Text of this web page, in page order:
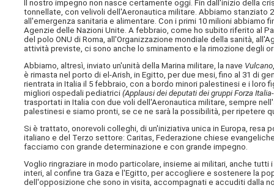
Il nostro impegno non nasce certamente oggi. Fin dall'inizio della
tonnellate, con velivoli dell'Aeronautica militare. Abbiamo stanziato
all'emergenza sanitaria e alimentare. Con i primi 10 milioni abbiamo
Agenzie delle Nazioni Unite. A febbraio, come ho subito riferito al
del polo ONU di Roma, all'Organizzazione mondiale della sanità,
attività previste, ci sono anche lo sminamento e la rimozione degli
Abbiamo, altresì, inviato un'unità della Marina militare, la nave Vulcano
è rimasta nel porto di el-Arish, in Egitto, per due mesi, fino al 31 di
rientrata in Italia il 5 febbraio, con a bordo minori palestinesi e i
migliori ospedali pediatrici(Applausi dei deputati dei gruppi Forza
trasportati in Italia con due voli dell'Aeronautica militare, sempre
palestinesi e siamo pronti, se ce ne sarà la possibilità, per ripetere
Si è trattato, onorevoli colleghi, di un'iniziativa unica in Europa,
italiano e del Terzo settore: Caritas, Federazione chiese
facciamo con grande determinazione e con grande impegno.
Voglio ringraziare in modo particolare, insieme ai militari, anche
interi, al confine tra Gaza e l'Egitto, per accogliere e sostenere la
dell'opposizione che sono in visita, accompagnati e accuditi dalla